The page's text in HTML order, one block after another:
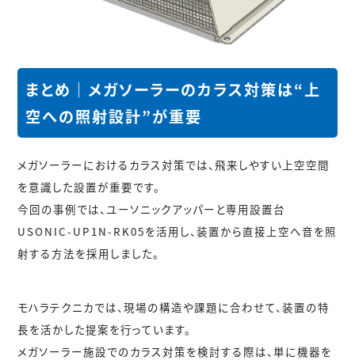
まとめ｜メガソーラーのカラス対策は“上
空への照射設計”が重要
メガソーラーにおけるカラス対策では、飛来しやすい上空空間
を意識した設置が重要です。
今回の事例では、ユーソニックアッパーと専用設置台
USONIC-UP1N-RK05を活用し、装置から直接上空へ音を照
射する方法を採用しました。
モハラテクニカでは、現場の構造や課題に合わせて、装置の特
長を活かした提案を行っています。
メガソーラー施設でのカラス対策を検討する際は、単に機器を